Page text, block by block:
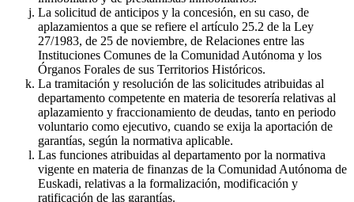
La solicitud de anticipos y la concesión, en su caso, de
aplazamientos a que se refiere el artículo 25.2 de la Ley
27/1983, de 25 de noviembre, de Relaciones entre las
Instituciones Comunes de la Comunidad Autónoma y los
Órganos Forales de sus Territorios Históricos.
La tramitación y resolución de las solicitudes atribuidas al
departamento competente en materia de tesorería relativas al
aplazamiento y fraccionamiento de deudas, tanto en periodo
voluntario como ejecutivo, cuando se exija la aportación de
garantías, según la normativa aplicable.
Las funciones atribuidas al departamento por la normativa
vigente en materia de finanzas de la Comunidad Autónoma de
Euskadi, relativas a la formalización, modificación y
ratificación de las garantías.